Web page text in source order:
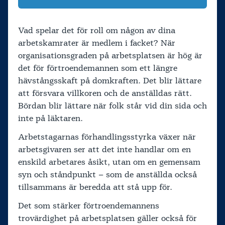
Vad spelar det för roll om någon av dina
arbetskamrater är medlem i facket? När
organisationsgraden på arbetsplatsen är hög är
det för förtroendemannen som ett längre
hävstångsskaft på domkraften. Det blir lättare
att försvara villkoren och de anställdas rätt.
Bördan blir lättare när folk står vid din sida och
inte på läktaren.
Arbetstagarnas förhandlingsstyrka växer när
arbetsgivaren ser att det inte handlar om en
enskild arbetares åsikt, utan om en gemensam
syn och ståndpunkt – som de anställda också
tillsammans är beredda att stå upp för.
Det som stärker förtroendemannens
trovärdighet på arbetsplatsen gäller också för